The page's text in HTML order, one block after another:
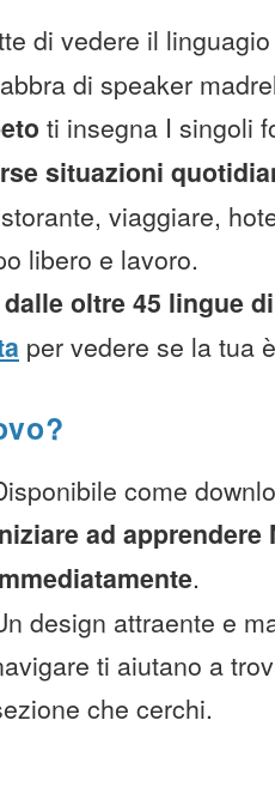
di vedere il
di speaker
ti insegna I singoli
situazioni
viaggiare,
libero e lavoro.
oltre 45 lingue
per vedere se la tua
come
ad apprendere
.
design attraente e
ti aiutano a
che cerchi.